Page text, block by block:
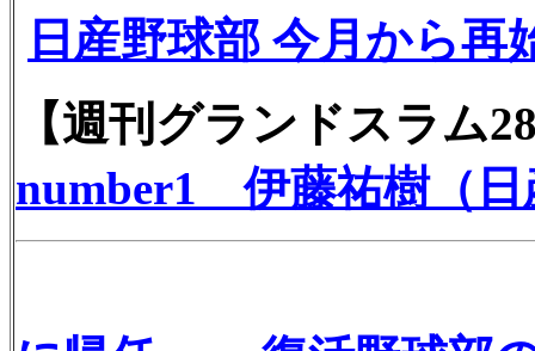
日産野球部 今月から再
【週刊グランドスラム
number1 伊藤祐樹（日